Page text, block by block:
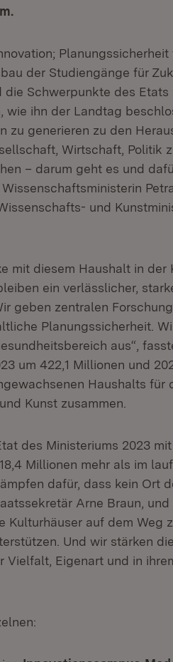
der Studiengänge für
die Schwerpunkte des
wie ihn der Landtag
zu generieren zu den
Wirtschaft, Politik
– darum geht es und
und
mit diesem Haushalt in der
ein verlässlicher,
geben zentralen
Planungssicherheit.
aus“,
um 422,1 Millionen und
Haushalts für
Kunst zusammen.
des Ministeriums 2023
Millionen mehr als im
dafür, dass kein Ort
Arne Braun,
Kulturhäuser auf dem Weg
Und wir stärken
Vielfalt, Eigenart und in